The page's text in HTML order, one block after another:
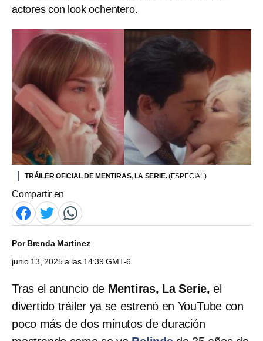
actores con look ochentero.
TRÁILER OFICIAL DE MENTIRAS, LA SERIE.(ESPECIAL)
Compartir en
PorBrenda Martínez
junio 13, 2025 a las 14:39 GMT-6
Tras el anuncio de Mentiras, La Serie, el
divertido tráiler ya se estrenó en YouTube con
poco más de dos minutos de duración